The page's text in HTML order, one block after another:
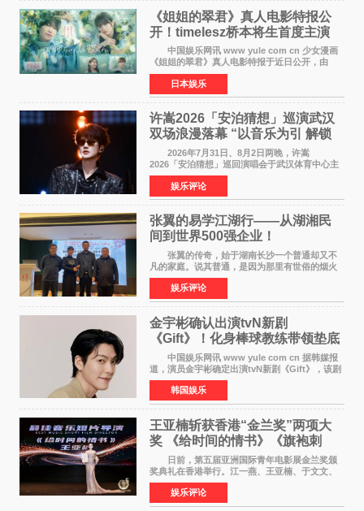
《姐姐的翠君》真人电影特报公
开！timelesz桥本将生首度主演
12月4日上映
中国娱乐网讯 www yule com cn 少女漫画
《姐姐的翠君》真人电影特报于近日公开，由
timelesz成员桥本将生担任主演，这也是他首次
担任电影主演，引发高度关注。 女高中生咲
苗翠（中岛瑠菜
日本娱乐
许嵩2026「安泊猜想」巡演武汉
双场浪漫落幕 “以音乐为引 解锁
江城记忆”
2026年7月31日、8月2日两晚，许嵩
2026「安泊猜想」巡回演唱会于武汉体育中心主
体育场盛大开唱。许嵩与数万歌迷在此相聚，从
浪漫惬意的舞台设计到充满诚意与惊喜的现场互
动，共同开启了一场关于
娱乐评论
张翼的易学江湖行——从湖湘民
间到世界500强企业！
张翼的传奇，始于湖南长沙一个普通却又不
凡的家庭。说其普通，是因为那里有世俗的烟火
气；说其不凡，是因为家中有一位洞悉天地玄机
的长者——他的爷爷。作为当地的风水师，爷爷
是张翼走进易学
娱乐评论
金宇彬确认出演tvN新剧
《Gift》！化身棒球教练带领垫底
球队逆袭
中国娱乐网讯 www yule com cn 据韩媒报
道，演员金宇彬确定出演tvN新剧《Gift》，该剧
预计将于下半年播出，引发观众高度期待。
本剧改编自同名网络漫画，讲述一位经历意外事
故后获得特殊
韩国娱乐
王亚楠斩获香港“金兰奖”两项大
奖 《给时间的情书》《旗袍刺
客》双双获肯定
日前，第五届亚洲国际青年电影展金兰奖颁
奖典礼在香港举行。江一燕、王亚楠、于文文、
李东学等知名演员出席活动。著名演员、导演王
亚楠凭借音乐故事片《给时间的情书》和院线电
影《旗袍刺客》
娱乐评论